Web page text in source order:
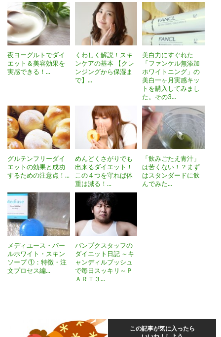
夜ヨーグルトでダイ
エット＆美容効果を
実感できる！...
くわしく解説！スキ
ンケアの基本 【クレ
ンジングから保湿ま
で】...
美白力にすぐれた
「ファンケル無添加
ホワイトニング」の
美白一ヶ月実感キッ
トを購入してみまし
た。その3...
グルテンフリーダイ
エットの効果と成功
するための注意点！...
めんどくさがりでも
出来るダイエット！
この４つを守れば体
重は減る！...
「飲みごたえ青汁」
は苦くない！？まず
はスタンダードに飲
んでみた...
メディユース・パー
ルホワイト・スキン
ソープ ①：特徴・注
文プロセス編...
バンプクスタッフの
ダイエット日記 ～キ
ャンディルブッシュ
で毎日スッキリ～Ｐ
ＡＲＴ３...
この記事が気に入ったら